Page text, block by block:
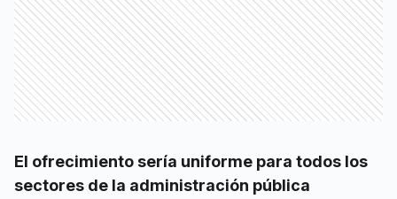
El ofrecimiento sería uniforme para todos los
sectores de la administración pública